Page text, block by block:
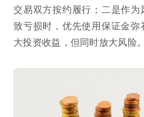
交易双方按约履行；二是作
致亏损时，优先使用保证金
大投资收益，但同时放大风险。